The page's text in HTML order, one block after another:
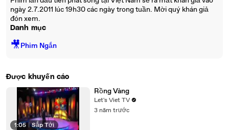
ngày 2.7.2011 lúc 19h30 các ngày trong tuần. Mời quý khán giả
đón xem.
Danh mục
🎥Phim Ngắn
Được khuyến cáo
1:05 | Sắp Tới
Rồng Vàng
Let's Viet TV
3 năm trước